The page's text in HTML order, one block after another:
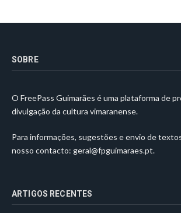
SOBRE
O FreePass Guimarães é uma plataforma de
divulgação da cultura vimaranense.
Para informações, sugestões e envio de
nosso contacto: geral@fpguimaraes.pt.
ARTIGOS RECENTES